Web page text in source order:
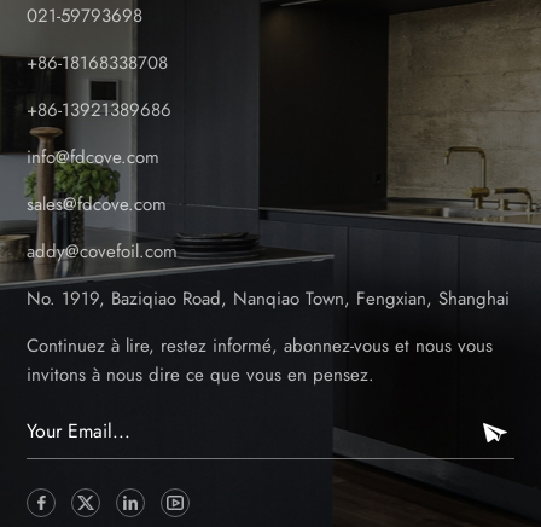
021-59793698
+86-18168338708
+86-13921389686
info@fdcove.com
sales@fdcove.com
addy@covefoil.com
No. 1919, Baziqiao Road, Nanqiao Town, Fengxian, Shanghai
Continuez à lire, restez informé, abonnez-vous et nous vous
invitons à nous dire ce que vous en pensez.